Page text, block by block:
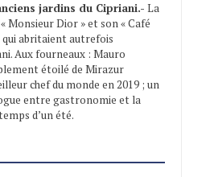
jardins du Cipriani.- La
Monsieur Dior » et son « Café
qui abritaient autrefois
Aux fourneaux : Mauro
étoilé de Mirazur
chef du monde en 2019 ; un
entre gastronomie et la
d’un été.